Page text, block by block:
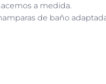
a medida.
de baño